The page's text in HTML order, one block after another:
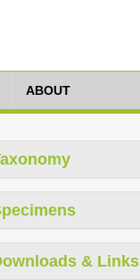
ABOUT
& Links